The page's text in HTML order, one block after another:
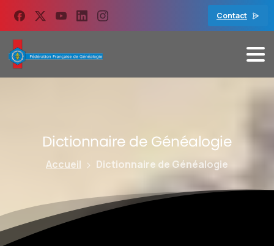
principal
Contact
Dictionnaire de Généalogie
Accueil Dictionnaire de Généalogie